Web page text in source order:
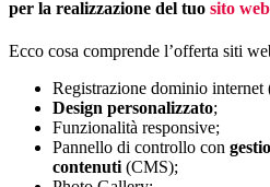
per la realizzazione del tuo sito
Ecco cosa comprende l’offerta siti
Registrazione dominio internet
Design personalizzato;
Funzionalità responsive;
Pannello di controllo con
contenuti (CMS);